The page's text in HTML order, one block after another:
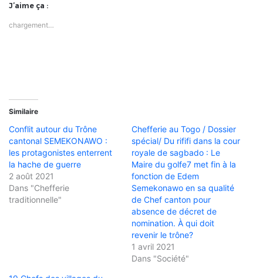
J’aime ça :
chargement…
Similaire
Conflit autour du Trône
cantonal SEMEKONAWO :
les protagonistes enterrent
la hache de guerre
2 août 2021
Dans "Chefferie
traditionnelle"
Chefferie au Togo / Dossier
spécial/ Du rififi dans la cour
royale de sagbado : Le
Maire du golfe7 met fin à la
fonction de Edem
Semekonawo en sa qualité
de Chef canton pour
absence de décret de
nomination. À qui doit
revenir le trône?
1 avril 2021
Dans "Société"